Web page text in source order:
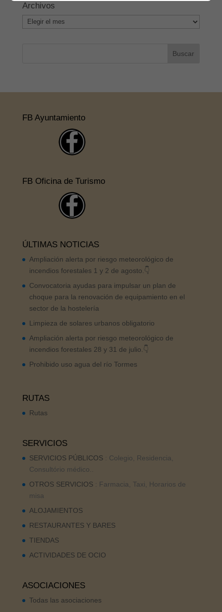
Archivos
Archivos
FB Ayuntamiento
FB Oficina de Turismo
ÚLTIMAS NOTICIAS
Ampliación alerta por riesgo meteorológico de
incendios forestales 1 y 2 de agosto.👇
Convocatoria ayudas para impulsar un plan de
choque para la renovación de equipamiento en el
sector de la hostelería
Limpieza de solares urbanos obligatorio
Ampliación alerta por riesgo meteorológico de
incendios forestales 28 y 31 de julio.👇
Prohibido uso agua del río Tormes
RUTAS
Rutas
SERVICIOS
SERVICIOS PÚBLICOS: Colegio, Residencia,
Consultório médico..
OTROS SERVICIOS: Farmacia, Taxi, Horarios de
misa
ALOJAMIENTOS
RESTAURANTES Y BARES
TIENDAS
ACTIVIDADES DE OCIO
ASOCIACIONES
Todas las asociaciones